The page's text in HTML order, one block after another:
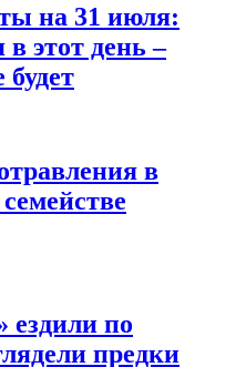
на 31 июля:
этот день –
будет
в
ездили по
предки